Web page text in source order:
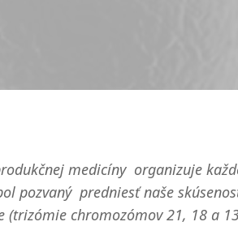
medicíny organizuje
pozvaný predniesť naše
chromozómov 21, 18 a